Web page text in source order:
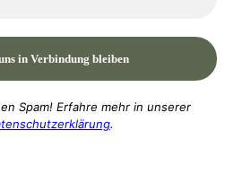
Spam! Erfahre mehr in unserer
.